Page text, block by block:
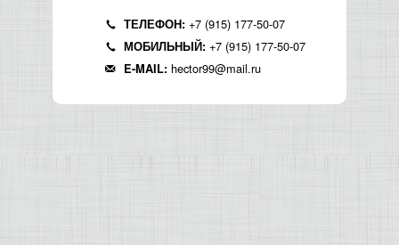
ТЕЛЕФОН: +7 (915) 177-50-07
МОБИЛЬНЫЙ: +7 (915) 177-50-07
E-MAIL: hector99@mail.ru